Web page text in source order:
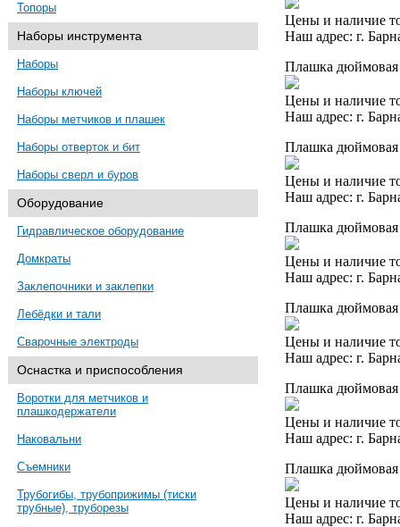
Топоры
Наборы инструмента
Наборы
Наборы ключей
Наборы метчиков и плашек
Наборы отверток и бит
Наборы сверл и буров
Оборудование
Гидравлическое оборудование
Домкраты
Заклепочники и заклепки
Лебёдки и тали
Сварочные электроды
Оснастка и приспособления
Воротки для метчиков и
плашкодержатели
Наковальни
Съемники
Трубогибы, трубоприжимы (тиски
трубные), труборезы
Цены и наличие
Наш адрес: г.
Плашка
Цены и наличие
Наш адрес: г.
Плашка
Цены и наличие
Наш адрес: г.
Плашка
Цены и наличие
Наш адрес: г.
Плашка
Цены и наличие
Наш адрес: г.
Плашка
Цены и наличие
Наш адрес: г.
Плашка
Цены и наличие
Наш адрес: г.